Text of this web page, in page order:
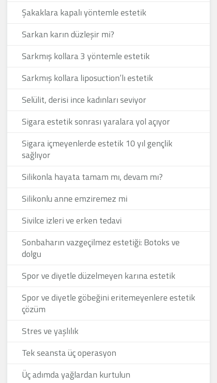
Şakaklara kapalı yöntemle estetik
Sarkan karın düzleşir mi?
Sarkmış kollara 3 yöntemle estetik
Sarkmış kollara liposuction’lı estetik
Selülit, derisi ince kadınları seviyor
Sigara estetik sonrası yaralara yol açıyor
Sigara içmeyenlerde estetik 10 yıl gençlik
sağlıyor
Silikonla hayata tamam mı, devam mı?
Silikonlu anne emziremez mi
Sivilce izleri ve erken tedavi
Sonbaharın vazgeçilmez estetiği: Botoks ve
dolgu
Spor ve diyetle düzelmeyen karına estetik
Spor ve diyetle göbeğini eritemeyenlere estetik
çözüm
Stres ve yaşlılık
Tek seansta üç operasyon
Üç adımda yağlardan kurtulun